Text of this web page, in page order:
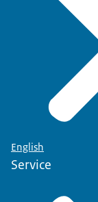
English
Service